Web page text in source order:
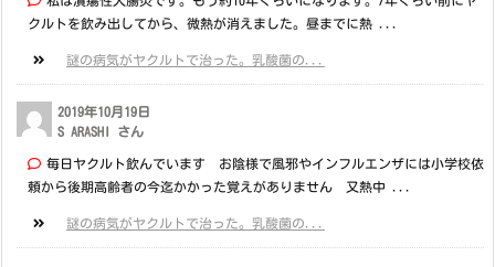
クルトを飲み出してから、微熱が消えました。昼までに熱 ...
謎の病気がヤクルトで治った。乳酸菌の...
2019年10月19日
S ARASHI さん
毎日ヤクルト飲んでいます お陰様で風邪やインフルエンザには小学校依
頼から後期高齢者の今迄かかった覚えがありません 又熱中 ...
謎の病気がヤクルトで治った。乳酸菌の...